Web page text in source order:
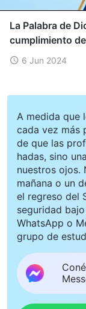
La Palabra de
cumplimiento
6 Jun 2024
A medida que
cada vez más
de que las
hadas, sino
nuestros ojos.
mañana o un
el regreso del
seguridad
WhatsApp o
grupo de